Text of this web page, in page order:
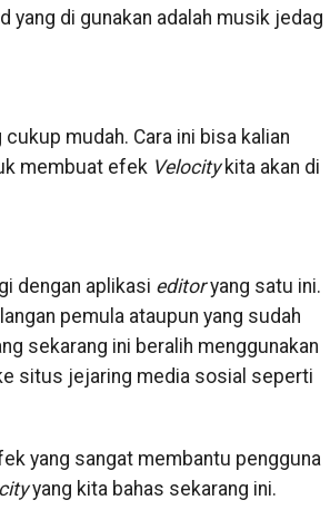
yang di gunakan adalah musik jedag
mudah. Cara ini bisa kalian
membuat efek Velocitykita akan di
dengan aplikasi editoryang satu ini.
pemula ataupun yang sudah
sekarang ini beralih menggunakan
situs jejaring media sosial seperti
yang sangat membantu pengguna
yang kita bahas sekarang ini.